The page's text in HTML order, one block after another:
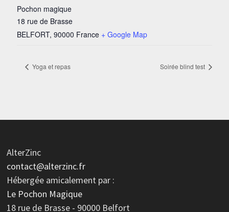
Pochon magique
18 rue de Brasse
BELFORT, 90000 France + Google Map
Yoga et repas Soirée blind test
AlterZinc
contact@alterzinc.fr
Hébergée amicalement par :
Le Pochon Magique
18 rue de Brasse - 90000 Belfort